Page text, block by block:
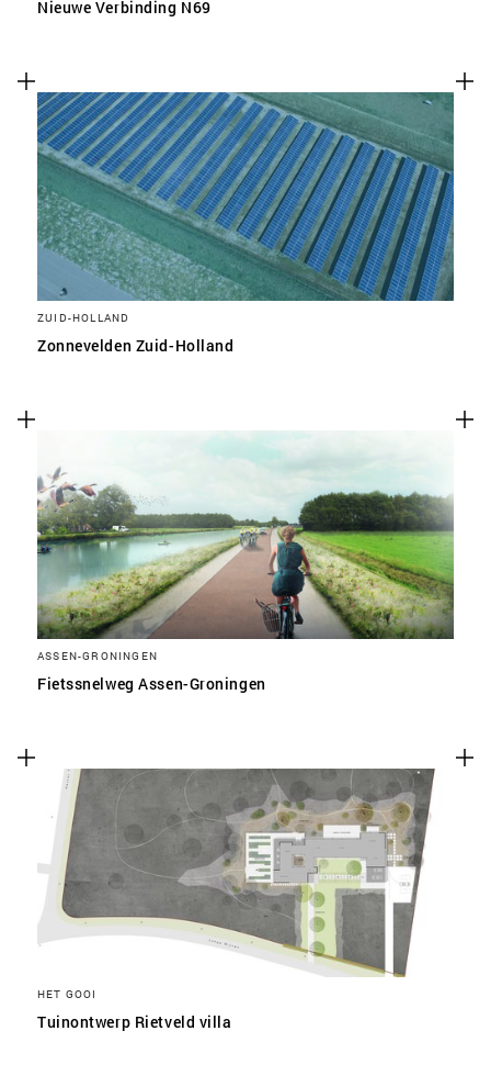
Nieuwe Verbinding N69
ZUID-HOLLAND
Zonnevelden Zuid-Holland
ASSEN-GRONINGEN
Fietssnelweg Assen-Groningen
HET GOOI
Tuinontwerp Rietveld villa